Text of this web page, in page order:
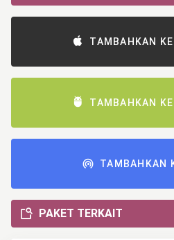
TAMBAHKAN
TAMBAHKAN
TAMBAHKAN
PAKET TERKAIT